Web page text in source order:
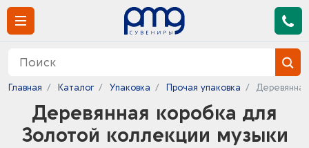
Главная Каталог Упаковка Прочая упаковка
Деревянная коробка для
Золотой коллекции музыки